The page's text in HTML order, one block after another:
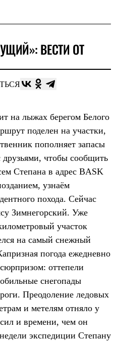
ВЕСТИ ОТ
на лыжах берегом Белого
поделен на участки,
пополняет запасы
друзьями, чтобы сообщить
Степана в адрес BASK
узнаём
похода. Сейчас
Зимнегорский. Уже
участок
на самый снежный
погода ежедневно
оттепели
снегопады
Преодоление ледовых
и метелям отняло у
и времени, чем он
экспедиции Степану